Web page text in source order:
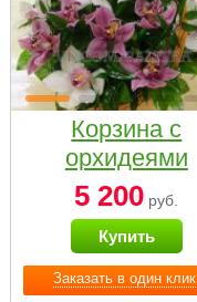
Заказать в один клик
Корзина с
орхидеями
малая
5 200 руб.
Купить